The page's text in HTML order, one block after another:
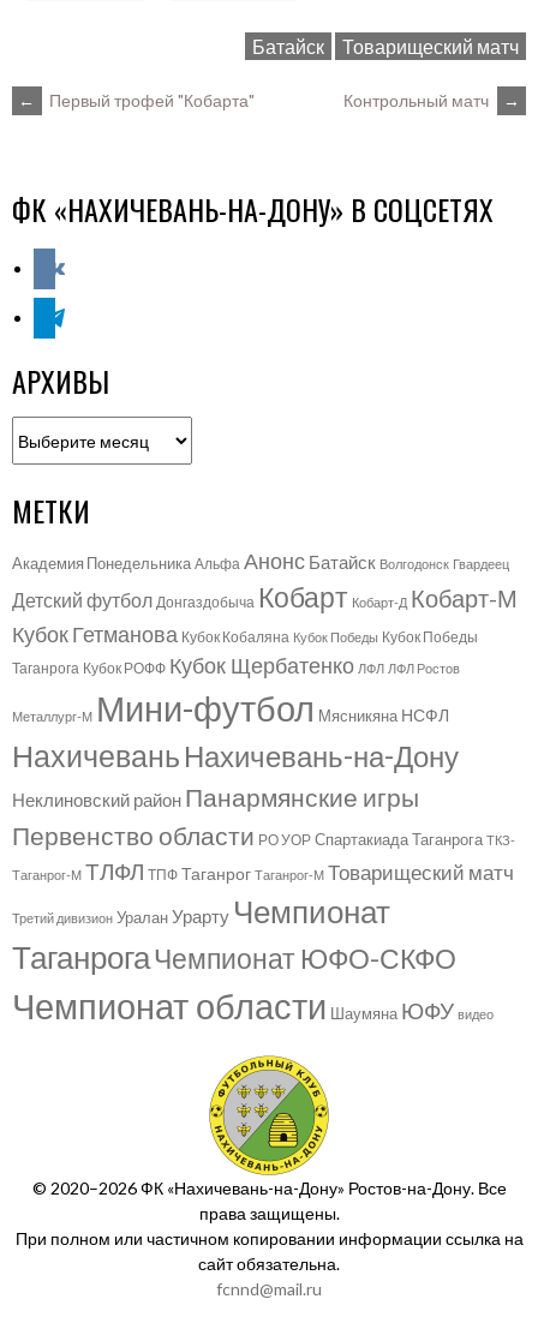
Батайск Товарищеский матч
POST
NAVIGATION
← Первый трофей "Кобарта" Контрольный матч →
ФК «НАХИЧЕВАНЬ-НА-ДОНУ» В СОЦСЕТЯХ
telegram
АРХИВЫ
МЕТКИ
Академия Понедельника Альфа Анонс Батайск Волгодонск Гвардеец
Детский футбол Донгаздобыча Кобарт Кобарт-Д Кобарт-М
Кубок Гетманова Кубок Кобаляна Кубок Победы Кубок Победы
Таганрога Кубок РОФФ Кубок Щербатенко ЛФЛ ЛФЛ Ростов
Металлург-М Мини-футбол Мясникяна НСФЛ
Нахичевань Нахичевань-на-Дону
Неклиновский район Панармянские игры
Первенство области РО УОР Спартакиада Таганрога ТКЗ-
Таганрог-М ТЛФЛ ТПФ Таганрог Таганрог-М Товарищеский матч
Третий дивизион УраланУрарту Чемпионат
ТаганрогаЧемпионат ЮФО-СКФО
Чемпионат области Шаумяна ЮФУ видео
© 2020–2026 ФК «Нахичевань-на-Дону» Ростов-на-Дону. Все
права защищены.
При полном или частичном копировании информации ссылка на
сайт обязательна.
fcnnd@mail.ru